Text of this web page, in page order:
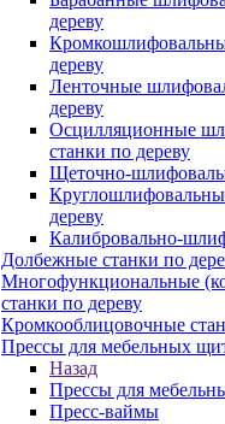
дереву
дереву
Ленточные
дереву
Осцилляционные
станки по дереву
Щеточно-
дереву
Калибровально-
Долбежные станки по
Многофункциональные
станки по дереву
Кромкооблицовочные
Прессы для мебельных
Назад
Прессы для
Пресс-ваймы